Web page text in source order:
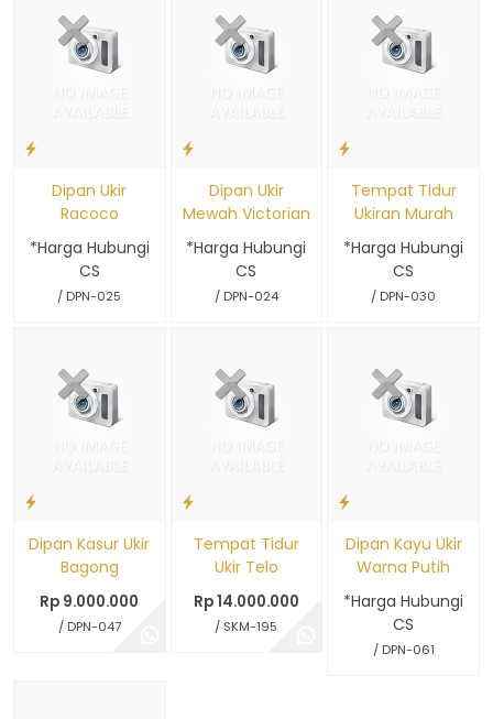
Dipan Ukir
Racoco
*Harga Hubungi
CS
/ DPN-025
Dipan Ukir
Mewah Victorian
*Harga Hubungi
CS
/ DPN-024
Tempat Tidur
Ukiran Murah
*Harga Hubungi
CS
/ DPN-030
Dipan Kasur Ukir
Bagong
Rp 9.000.000
/ DPN-047
Tempat Tidur
Ukir Telo
Rp 14.000.000
/ SKM-195
Dipan Kayu Ukir
Warna Putih
*Harga Hubungi
CS
/ DPN-061